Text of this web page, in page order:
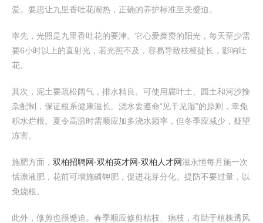
爱。要思让九里香吐花闹热，正确的养护标准至关蹙迫。
率先，光照是九里香吐花的要津。它心爱糜费的阳光，每天至少需
要6小时以上的直射光，若光照不及，容易导致枝桠徒长，影响吐
花。
其次，泥土要疏松阔气，排水精良。可使用腐叶土、园土和河沙搀
杂配制，保证根系健康滋长。浇水要遵命“见干见湿”的原则，幸免
积水烂根。夏令高温时需顺应加多浇水频率，但冬季应减少，疑望
冻害。
施肥方面， 双柏招聘网-双柏英才网-双柏人才网滋永恒每月施一次
恬澹液肥，花前可增施磷钾肥，促进花芽分化。提防不要过量，以
免烧根。
此外，修剪也很蹙迫。春季顺应修剪枯枝、病枝，有助于植株透风